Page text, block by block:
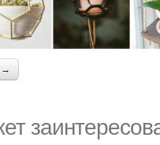
→